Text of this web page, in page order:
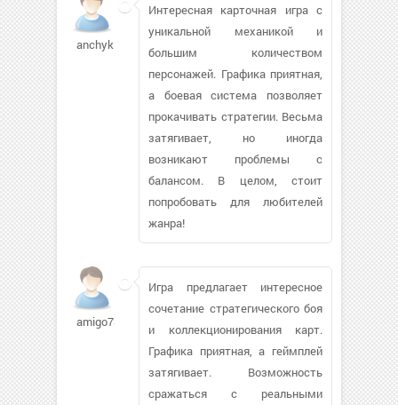
anchyk1994
Интересная карточная игра с
уникальной механикой и
большим количеством
персонажей. Графика приятная,
а боевая система позволяет
прокачивать стратегии. Весьма
затягивает, но иногда
возникают проблемы с
балансом. В целом, стоит
попробовать для любителей
жанра!
amigo7363
Игра предлагает интересное
сочетание стратегического боя
и коллекционирования карт.
Графика приятная, а геймплей
затягивает. Возможность
сражаться с реальными